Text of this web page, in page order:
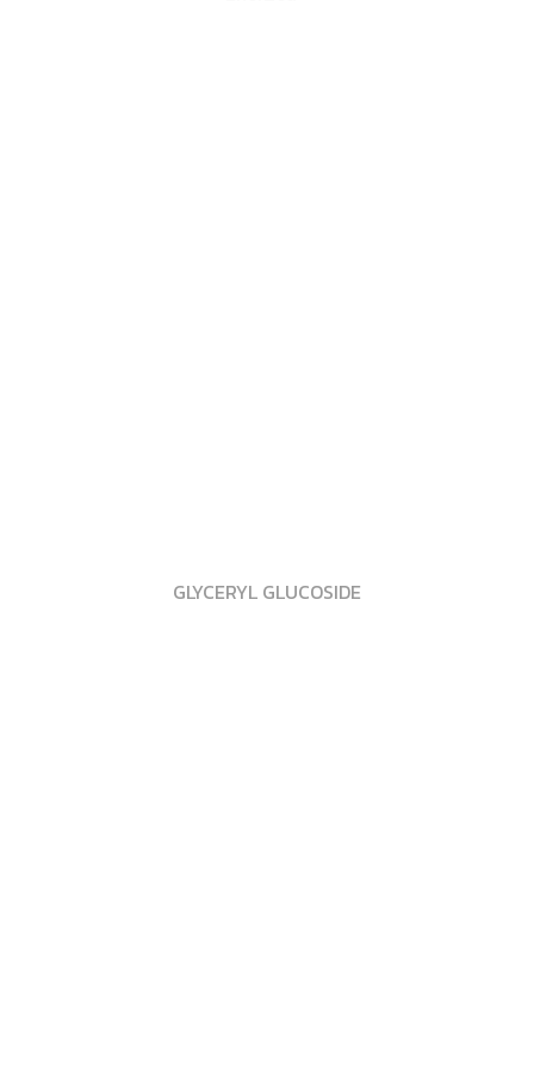
GLYCERYL GLUCOSIDE